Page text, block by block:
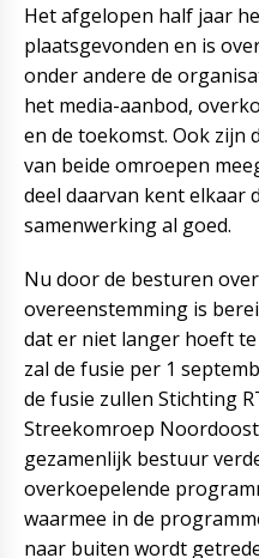
Het afgelopen half jaar
plaatsgevonden en is
onder andere de
het media-aanbod,
en de toekomst. Ook zijn
van beide omroepen
deel daarvan kent elkaar
samenwerking al goed.
Nu door de besturen
overeenstemming is
dat er niet langer hoeft
zal de fusie per 1
de fusie zullen Stichting
Streekomroep
gezamenlijk bestuur
overkoepelende
waarmee in de
naar buiten wordt